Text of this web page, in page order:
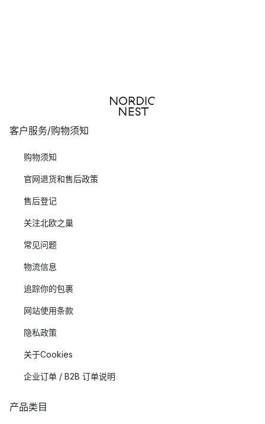
客户服务/购物须知
购物须知
官网退货和售后政策
售后登记
关注北欧之巢
常见问题
物流信息
追踪你的包裹
网站使用条款
隐私政策
关于Cookies
企业订单 / B2B 订单说明
产品类目